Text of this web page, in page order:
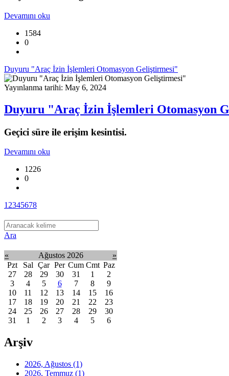
Devamını oku
1584
0
Duyuru "Araç İzin İşlemleri Otomasyon Geliştirmesi"
Yayınlanma tarihi: May 6, 2024
Duyuru "Araç İzin İşlemleri Otomasyon
Geçici süre ile erişim kesintisi.
Devamını oku
1226
0
12345678
Ara
« Ağustos 2026
»
Pzt
Sal Çar Per Cum Cmt Paz
27
28 29 30 31 1
2
3
4 5 6 7 8
9
10
11 12 13 14 15
16
17
18 19 20 21 22
23
24
25 26 27 28 29
30
31
1 2 3 4 5 6
Arşiv
2026, Ağustos (1)
2026, Temmuz (1)